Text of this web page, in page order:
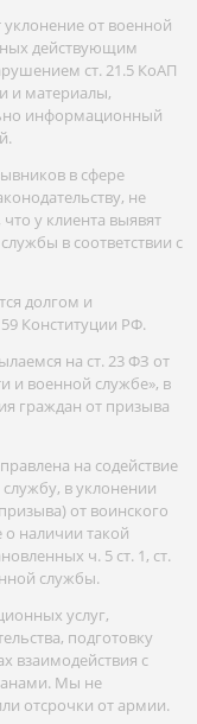
от военной
действующим
ст. 21.5 КоАП
и материалы,
информационный
в сфере
не
у клиента выявят
в соответствии с
долгом и
Конституции РФ.
на ст. 23 ФЗ от
и военной службе», в
граждан от призыва
на содействие
в уклонении
от воинского
о наличии такой
ч. 5 ст. 1, ст.
службы.
услуг,
подготовку
взаимодействия с
Мы не
отсрочки от армии.